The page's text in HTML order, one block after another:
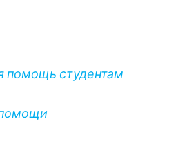
помощь студентам